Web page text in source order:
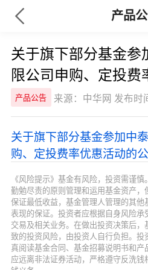
产品
关于旗下部分基金参
限公司申购、定投费
产品公告 来源：中华网 发布时
关于旗下部分基金参加中
购、定投费率优惠活动的
《风险提示》基金有风险，投资需谨慎
勤勉尽责的原则管理和运用基金资产
保证最低收益，基金管理人管理的其
表现的保证。投资者应根据自身风险
交易及相关业务。在做出投资决策后，
致的投资风险，由投资人自行负担。
真阅读基金合同、基金招募说明书和
应远离非法证券活动，严格遵守反洗